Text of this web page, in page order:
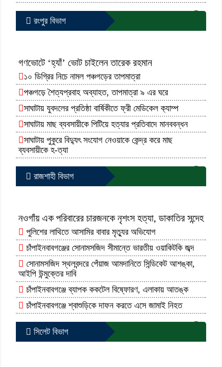
আরো পড়ুন...
রংপুর বিভাগ
গণভোটে ‘হ্যাঁ’ ভোট চাইলেন তারেক রহমান
১০ ডিগ্রির নিচে নামল পঞ্চগড়ের তাপমাত্রা
পঞ্চগড়ে শৈত্যপ্রবাহ অব্যাহত, তাপমাত্রা ৯ এর ঘরে
সাঘাটায় যুবদলের প্রতিষ্ঠা বার্ষিকীতে ফ্রী মেডিকেল ক‍্যাম্প
সাঘাটায় মাছ ব্যবসায়ীকে পিটিয়ে হত্যার প্রতিবাদে মানববন্ধন
সাঘাটায় পুকুরে বিদ্যুৎ সংযোগ নেওয়াকে কেন্দ্র করে মাছ
ব্যবসায়ীকে হ-ত্যা
আরো পড়ুন...
রাজশাহী বিভাগ
নওগাঁয় এক পরিবারের চারজনকে নৃশংস হত্যা, ডাকাতির সন্দেহ
পুলিশের লাথিতে আসামির বাবার মৃত্যুর অভিযোগ
চাঁপাইনবাবগঞ্জের সোনামসজিদ সীমান্তে ভারতীয় ওয়াকিটকি জব্দ
সোনামসজিদ স্থলবন্দরে পেঁয়াজ আমদানিতে সিন্ডিকেট আশঙ্কা,
আইপি উন্মুক্তের দাবি
চাঁপাইনবাবগঞ্জে ব্যাপক ককটেল বিষ্ফোরণ, এলাকায় আতঙ্ক
চাঁপাইনবাবগঞ্জে শ্বাশুড়িকে দাফন করতে এসে জামাই নিহত
আরো পড়ুন...
সিলেট বিভাগ